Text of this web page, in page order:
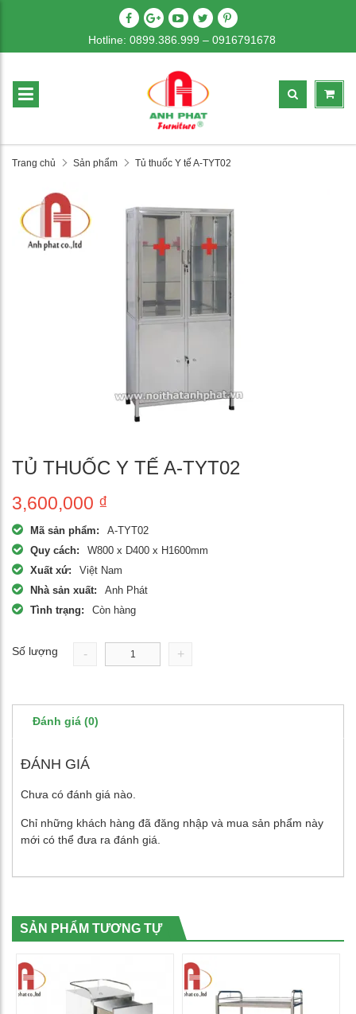
Hotline: 0899.386.999 – 0916791678
Trang chủ Sản phẩm Tủ thuốc Y tế A-TYT02
TỦ THUỐC Y TẾ A-TYT02
3,600,000 ₫
Mã sản phẩm:
A-TYT02
Quy cách:
W800 x D400 x H1600mm
Xuất xứ:
Việt Nam
Nhà sản xuất:
Anh Phát
Tình trạng:
Còn hàng
Số lượng - +
Đánh giá (0)
ĐÁNH GIÁ
Chưa có đánh giá nào.
Chỉ những khách hàng đã đăng nhập và mua sản phẩm này
mới có thể đưa ra đánh giá.
SẢN PHẨM TƯƠNG TỰ